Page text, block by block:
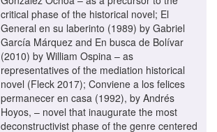
critical phase of the historical novel; El
General en su laberinto (1989) by Gabriel
García Márquez and En busca de Bolívar
(2010) by William Ospina – as
representatives of the mediation historical
novel (Fleck 2017); Conviene a los felices
permanecer en casa (1992), by Andrés
Hoyos, – novel that inaugurate the most
deconstructivist phase of the genre centered